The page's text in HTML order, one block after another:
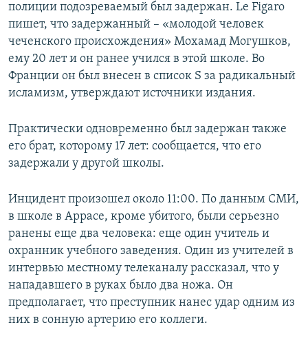
полиции подозреваемый был задержан. Lе Figaro
пишет, что задержанный – «молодой человек
чеченского происхождения» Мохамад Могушков,
ему 20 лет и он ранее учился в этой школе. Во
Франции он был внесен в список S за радикальный
исламизм, утверждают источники издания.
Практически одновременно был задержан также
его брат, которому 17 лет: сообщается, что его
задержали у другой школы.
Инцидент произошел около 11:00. По данным СМИ,
в школе в Аррасе, кроме убитого, были серьезно
ранены еще два человека: еще один учитель и
охранник учебного заведения. Один из учителей в
интервью местному телеканалу рассказал, что у
нападавшего в руках было два ножа. Он
предполагает, что преступник нанес удар одним из
них в сонную артерию его коллеги.